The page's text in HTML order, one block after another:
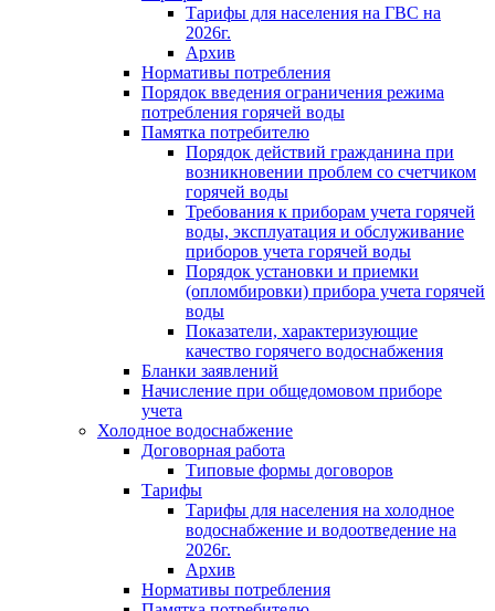
Тарифы для населения на ГВС на
2026г.
Архив
Нормативы потребления
Порядок введения ограничения режима
потребления горячей воды
Памятка потребителю
Порядок действий гражданина при
возникновении проблем со счетчиком
горячей воды
Требования к приборам учета горячей
воды, эксплуатация и обслуживание
приборов учета горячей воды
Порядок установки и приемки
(опломбировки) прибора учета горячей
воды
Показатели, характеризующие
качество горячего водоснабжения
Бланки заявлений
Начисление при общедомовом приборе
учета
Холодное водоснабжение
Договорная работа
Типовые формы договоров
Тарифы
Тарифы для населения на холодное
водоснабжение и водоотведение на
2026г.
Архив
Нормативы потребления